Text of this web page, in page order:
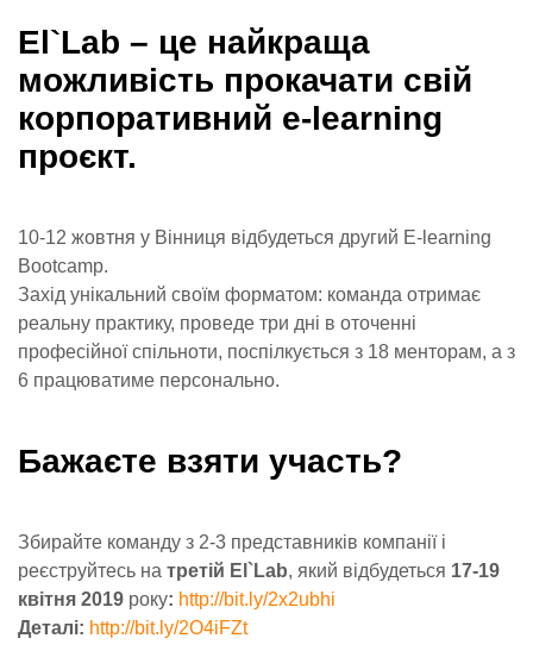
Еl`Lab – це найкраща
можливість прокачати свій
корпоративний e-learning
проєкт.
10-12 жовтня у Вінниця відбудеться другий E-learning
Bootcamp.
Захід унікальний своїм форматом: команда отримає
реальну практику, проведе три дні в оточенні
професійної спільноти, поспілкується з 18 менторам, а з
6 працюватиме персонально.
Бажаєте взяти участь?
Збирайте команду з 2-3 представників компанії і
реєструйтесь на третій El`Lab, який відбудеться 17-19
квітня 2019 року: http://bit.ly/2x2ubhi
Деталі: http://bit.ly/2O4iFZt